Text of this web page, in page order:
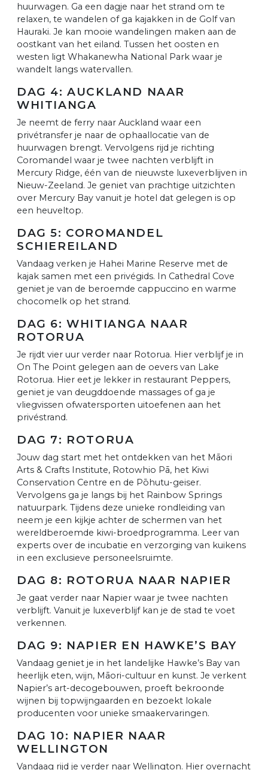
huurwagen. Ga een dagje naar het strand om te
relaxen, te wandelen of ga kajakken in de Golf van
Hauraki. Je kan mooie wandelingen maken aan de
oostkant van het eiland. Tussen het oosten en
westen ligt Whakanewha National Park waar je
wandelt langs watervallen.
DAG 4: AUCKLAND NAAR
WHITIANGA
Je neemt de ferry naar Auckland waar een
privétransfer je naar de ophaallocatie van de
huurwagen brengt. Vervolgens rijd je richting
Coromandel waar je twee nachten verblijft in
Mercury Ridge, één van de nieuwste luxeverblijven in
Nieuw-Zeeland. Je geniet van prachtige uitzichten
over Mercury Bay vanuit je hotel dat gelegen is op
een heuveltop.
DAG 5: COROMANDEL
SCHIEREILAND
Vandaag verken je Hahei Marine Reserve met de
kajak samen met een privégids. In Cathedral Cove
geniet je van de beroemde cappuccino en warme
chocomelk op het strand.
DAG 6: WHITIANGA NAAR
ROTORUA
Je rijdt vier uur verder naar Rotorua. Hier verblijf je in
On The Point gelegen aan de oevers van Lake
Rotorua. Hier eet je lekker in restaurant Peppers,
geniet je van deugddoende massages of ga je
vliegvissen ofwatersporten uitoefenen aan het
privéstrand.
DAG 7: ROTORUA
Jouw dag start met het ontdekken van het Māori
Arts & Crafts Institute, Rotowhio Pā, het Kiwi
Conservation Centre en de Pōhutu-geiser.
Vervolgens ga je langs bij het Rainbow Springs
natuurpark. Tijdens deze unieke rondleiding van
neem je een kijkje achter de schermen van het
wereldberoemde kiwi-broedprogramma. Leer van
experts over de incubatie en verzorging van kuikens
in een exclusieve personeelsruimte.
DAG 8: ROTORUA NAAR NAPIER
Je gaat verder naar Napier waar je twee nachten
verblijft. Vanuit je luxeverblijf kan je de stad te voet
verkennen.
DAG 9: NAPIER EN HAWKE’S BAY
Vandaag geniet je in het landelijke Hawke’s Bay van
heerlijk eten, wijn, Māori-cultuur en kunst. Je verkent
Napier’s art-decogebouwen, proeft bekroonde
wijnen bij topwijngaarden en bezoekt lokale
producenten voor unieke smaakervaringen.
DAG 10: NAPIER NAAR
WELLINGTON
Vandaag rijd je verder naar Wellington. Hier overnacht